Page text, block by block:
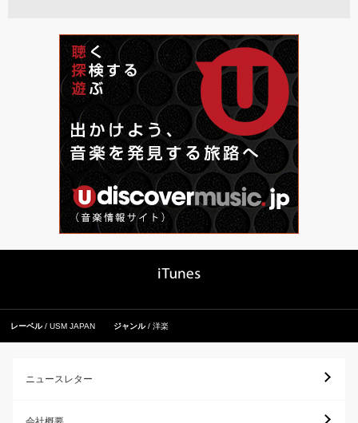
レーベル USM JAPAN ジャンル 洋楽
ニュースレター